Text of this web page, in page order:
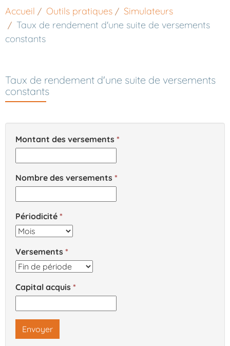
Accueil Outils pratiques
Simulateurs
Taux de rendement d'une suite de versements
constants
Taux de rendement d'une suite de versements
constants
Montant des versements
Nombre des versements
Périodicité
Versements
Capital acquis
Envoyer